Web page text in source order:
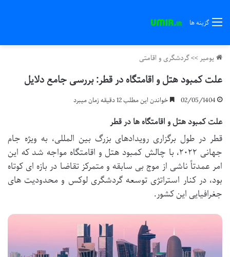
گزینه ها
یومیر>>گردشگری و اقامتی
علت کمبود هتل و اقامتگاه در قطر: بررسی جامع دلایل
02/05/1404 خواندن این مطلب 12 دقیقه زمان میبرد
علت کمبود هتل و اقامتگاه ها در قطر
قطر در طول برگزاری رویدادهای بزرگ بین المللی، به ویژه جام
جهانی ۲۰۲۲، با چالش کمبود هتل و اقامتگاه مواجه شد که این
امر عمدتاً ناشی از موج بی سابقه و متمرکز تقاضا در بازه ای کوتاه
بود، در کنار استراتژی توسعه گردشگری لوکس و محدودیت های
جغرافیایی این کشور.